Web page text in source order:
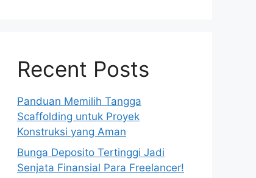
Recent Posts
Panduan Memilih Tangga
Scaffolding untuk Proyek
Konstruksi yang Aman
Bunga Deposito Tertinggi Jadi
Senjata Finansial Para Freelancer!